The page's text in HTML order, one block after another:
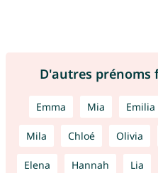
D'autres prénoms
Emma Mia Emilia
Mila Chloé Olivia
Elena Hannah Lia